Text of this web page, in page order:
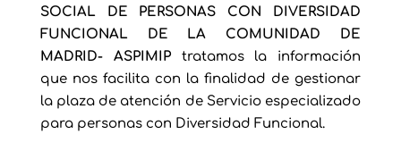
SOCIAL DE PERSONAS CON DIVERSIDAD
FUNCIONAL DE LA COMUNIDAD DE
MADRID- ASPIMIPtratamos la información
que nos facilita con la finalidad de gestionar
la plaza de atención de Servicio especializado
para personas con Diversidad Funcional.